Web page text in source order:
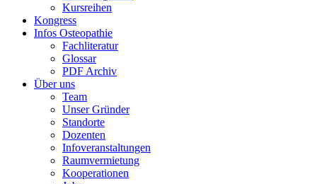
Kursreihen
Kongress
Infos Osteopathie
Fachliteratur
Glossar
PDF Archiv
Über uns
Team
Unser Gründer
Standorte
Dozenten
Infoveranstaltungen
Raumvermietung
Kooperationen